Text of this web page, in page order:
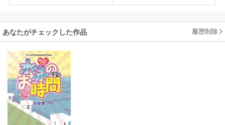
あなたがチェックした作品 履歴削除